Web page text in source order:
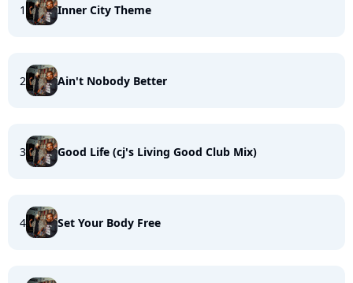
1 Inner City Theme
2 Ain't Nobody Better
3 Good Life (cj's Living Good Club Mix)
4 Set Your Body Free